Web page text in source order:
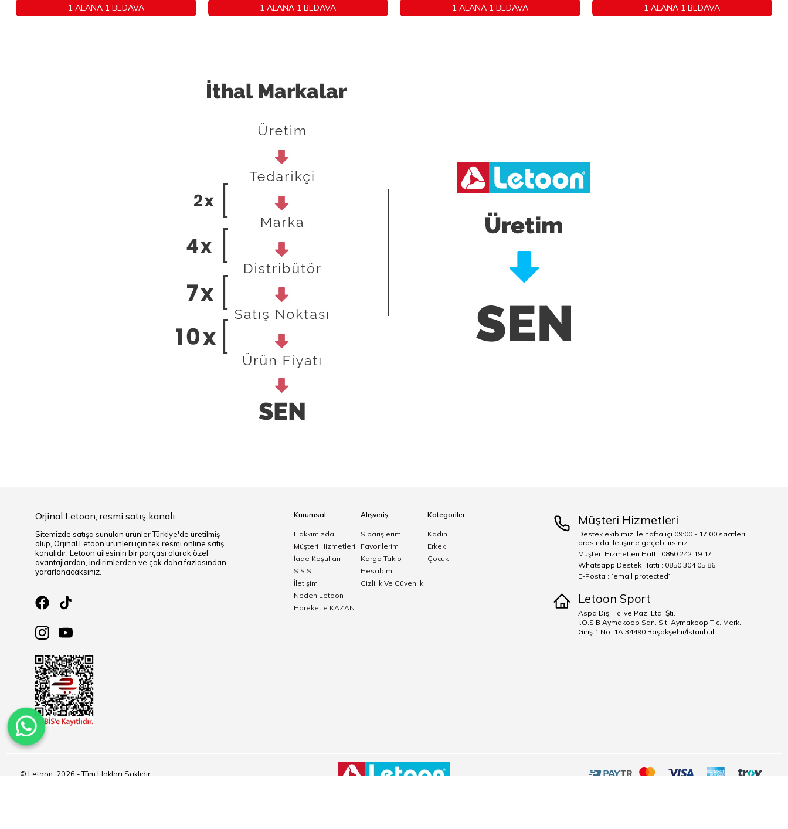
1 ALANA 1 BEDAVA 1 ALANA 1 BEDAVA 1 ALANA 1 BEDAVA 1 ALANA 1 BEDAVA
Orjinal Letoon, resmi satış kanalı.
Sitemizde satışa sunulan ürünler Türkiye'de üretilmiş
olup, Orjinal Letoon ürünleri için tek resmi online satış
kanalıdır. Letoon ailesinin bir parçası olarak özel
avantajlardan, indirimlerden ve çok daha fazlasından
yararlanacaksınız.
Kurumsal
Hakkımızda
Müşteri Hizmetleri
İade Koşulları
S.S.S
İletişim
Neden Letoon
Hareketle KAZAN
Alışveriş
Siparişlerim
Favorilerim
Kargo Takip
Hesabım
Gizlilik Ve Güvenlik
Kategoriler
Kadın
Erkek
Çocuk
Müşteri Hizmetleri
Destek ekibimiz ile hafta içi 09:00 - 17:00 saatleri
arasında iletişime geçebilirsiniz.
Müşteri Hizmetleri Hattı: 0850 242 19 17
Whatsapp Destek Hattı : 0850 304 05 86
E-Posta : [email protected]
Letoon Sport
Aspa Dış Tic. ve Paz. Ltd. Şti.
İ.O.S.B Aymakoop San. Sit. Aymakoop Tic. Merk.
Giriş 1 No: 1A 34490 Başakşehir/İstanbul
© Letoon, 2026 - Tüm Hakları Saklıdır.